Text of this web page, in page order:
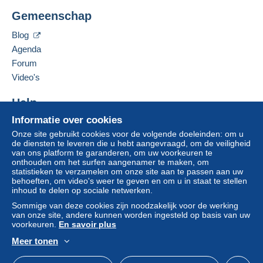
Een betaling die niet is verricht met
wordt door de verkoper terugbetaald aan de koper.
Een onbetaalde aankoop kan gevolgen hebben
voor de rekening van de koper.
Als de verkoopvoorwaarden van de verkoper
betalingsvoorwaarden van de website van
Delcampe, zoals gedefinieerd in de
gebruiksvoorwaarden , zijn de enige die van
toepassing zijn.
Aankopen moeten worden betaald binnen14
dagenna ontvangst van de eindafrekening van de
De verkoper contacteren
Informatie over cookies
Onze site gebruikt cookies voor de volgende doeleinden: om u
de diensten te leveren die u hebt aangevraagd, om de veiligheid
van ons platform te garanderen, om uw voorkeuren te
onthouden om het surfen aangenamer te maken, om
statistieken te verzamelen om onze site aan te passen aan uw
behoeften, om video's weer te geven en om u in staat te stellen
inhoud te delen op sociale netwerken.
Sommige van deze cookies zijn noodzakelijk voor de werking
van onze site, andere kunnen worden ingesteld op basis van uw
voorkeuren. En savoir plus
Meer tonen
Gemeenschap
Blog
Agenda
Forum
Video's
Help
Hulpcentrum
Kopen op Delcampe
Verkopen op Delcampe
Een beveiligde website